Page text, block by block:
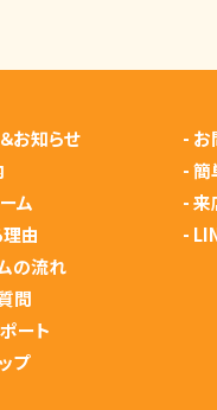
お知らせ
ム
由
の流れ
問
ート
プ
- お
-簡
-来
-